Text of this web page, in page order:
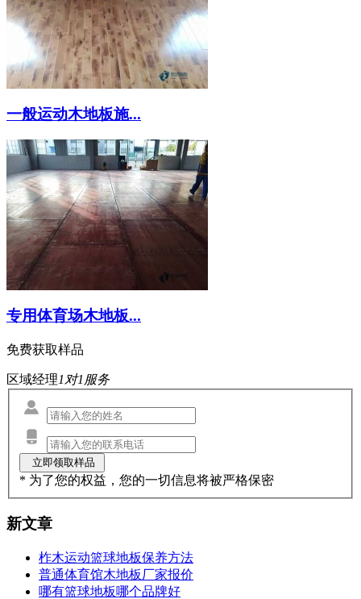
一般运动木地板施...
专用体育场木地板...
免费获取样品
区域经理1对1服务
* 为了您的权益，您的一切信息将被严格保密
新文章
柞木运动篮球地板保养方法
普通体育馆木地板厂家报价
哪有篮球地板哪个品牌好